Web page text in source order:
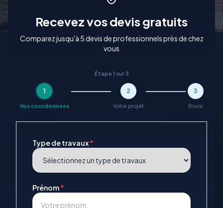
Recevez vos devis gratuits
Comparez jusqu'à 5 devis de professionnels près de chez
vous
Étape 1 sur 3
1
Vos coordonnées
2
Votre projet
3
Envoi
Type de travaux*
Prénom*